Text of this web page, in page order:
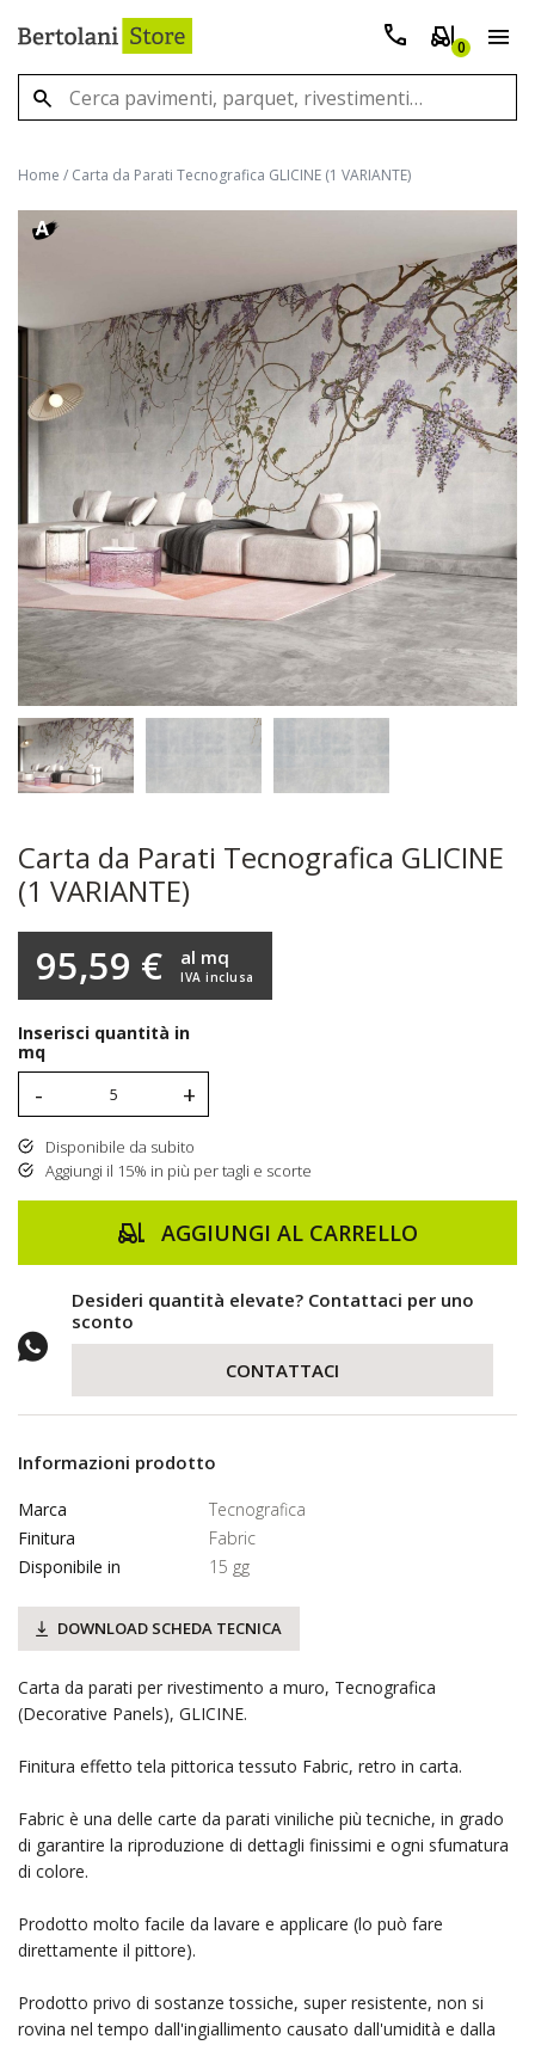
0
Home / Carta da Parati Tecnografica GLICINE (1 VARIANTE)
Carta da Parati Tecnografica GLICINE
(1 VARIANTE)
95,59 € IVA inclusa
al mq
Inserisci quantità in
mq
- +
Disponibile da subito
Aggiungi il 15% in più per tagli e scorte
AGGIUNGI AL CARRELLO
Desideri quantità elevate? Contattaci per uno
sconto
CONTATTACI
Informazioni prodotto
Marca
Tecnografica
Finitura
Fabric
Disponibile in
15 gg
DOWNLOAD SCHEDA TECNICA
Carta da parati per rivestimento a muro, Tecnografica
(Decorative Panels), GLICINE.
Finitura effetto tela pittorica tessuto Fabric, retro in carta.
Fabric è una delle carte da parati viniliche più tecniche, in grado
di garantire la riproduzione di dettagli finissimi e ogni sfumatura
di colore.
Prodotto molto facile da lavare e applicare (lo può fare
direttamente il pittore).
Prodotto privo di sostanze tossiche, super resistente, non si
rovina nel tempo dall'ingiallimento causato dall'umidità e dalla